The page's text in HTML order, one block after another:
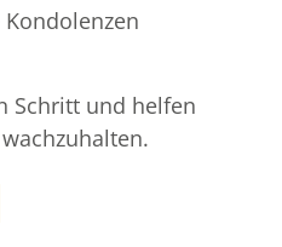
Schritt und helfen